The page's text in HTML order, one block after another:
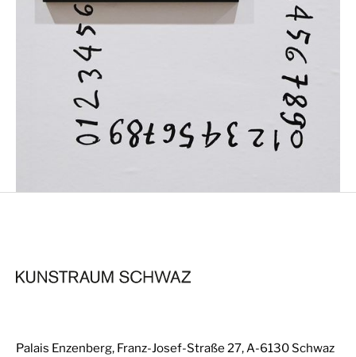
Palais Enzenberg, Franz-Josef-Straße 27, A-6130 Schwaz